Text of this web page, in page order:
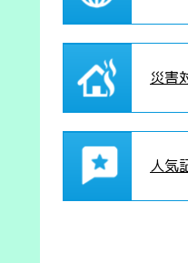
災害
人気